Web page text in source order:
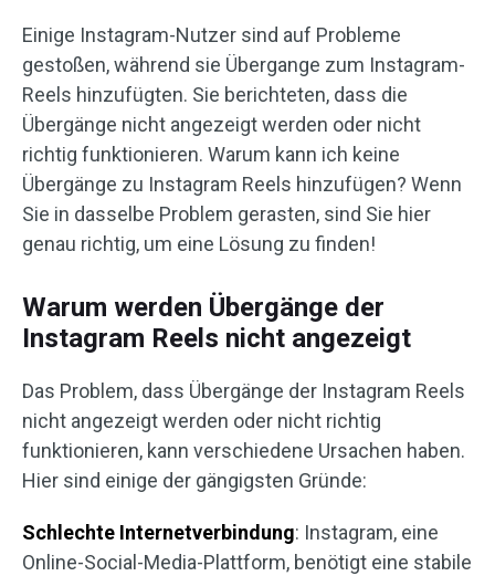
Einige Instagram-Nutzer sind auf Probleme
gestoßen, während sie Übergange zum Instagram-
Reels hinzufügten. Sie berichteten, dass die
Übergänge nicht angezeigt werden oder nicht
richtig funktionieren. Warum kann ich keine
Übergänge zu Instagram Reels hinzufügen? Wenn
Sie in dasselbe Problem gerasten, sind Sie hier
genau richtig, um eine Lösung zu finden!
Warum werden Übergänge der
Instagram Reels nicht angezeigt
Das Problem, dass Übergänge der Instagram Reels
nicht angezeigt werden oder nicht richtig
funktionieren, kann verschiedene Ursachen haben.
Hier sind einige der gängigsten Gründe:
Schlechte Internetverbindung: Instagram, eine
Online-Social-Media-Plattform, benötigt eine stabile